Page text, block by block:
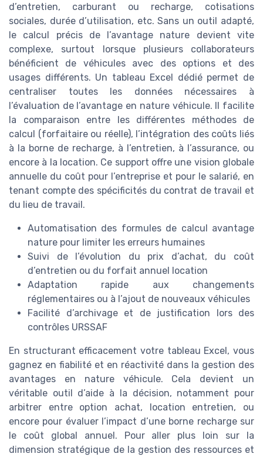
d’entretien, carburant ou recharge, cotisations
sociales, durée d’utilisation, etc. Sans un outil adapté,
le calcul précis de l’avantage nature devient vite
complexe, surtout lorsque plusieurs collaborateurs
bénéficient de véhicules avec des options et des
usages différents. Un tableau Excel dédié permet de
centraliser toutes les données nécessaires à
l’évaluation de l’avantage en nature véhicule. Il facilite
la comparaison entre les différentes méthodes de
calcul (forfaitaire ou réelle), l’intégration des coûts liés
à la borne de recharge, à l’entretien, à l’assurance, ou
encore à la location. Ce support offre une vision globale
annuelle du coût pour l’entreprise et pour le salarié, en
tenant compte des spécificités du contrat de travail et
du lieu de travail.
Automatisation des formules de calcul avantage
nature pour limiter les erreurs humaines
Suivi de l’évolution du prix d’achat, du coût
d’entretien ou du forfait annuel location
Adaptation rapide aux changements
réglementaires ou à l’ajout de nouveaux véhicules
Facilité d’archivage et de justification lors des
contrôles URSSAF
En structurant efficacement votre tableau Excel, vous
gagnez en fiabilité et en réactivité dans la gestion des
avantages en nature véhicule. Cela devient un
véritable outil d’aide à la décision, notamment pour
arbitrer entre option achat, location entretien, ou
encore pour évaluer l’impact d’une borne recharge sur
le coût global annuel. Pour aller plus loin sur la
dimension stratégique de la gestion des ressources et